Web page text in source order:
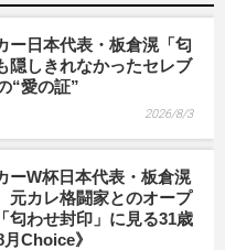
ー日本代表・板倉滉「匂
隠しきれなかったセレブ
“愛の証”
2026/8/3
ーW杯日本代表・板倉滉
元カレ格闘家とのオープ
匂わせ封印」に見る31歳
Choice》